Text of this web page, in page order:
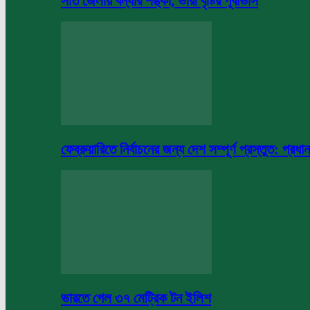
ফেব্রুয়ারিতে নির্বাচনের জন্য দেশ সম্পূর্ণ প্রস্তুত: প্রধান
ভারতে গেল ৩৭ মেট্রিক টন ইলিশ